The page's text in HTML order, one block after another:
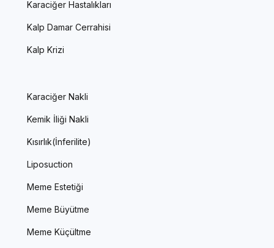
Karaciğer Hastalıkları
Kalp Damar Cerrahisi
Kalp Krizi
Karaciğer Nakli
Kemik İliği Nakli
Kısırlık(İnferilite)
Liposuction
Meme Estetiği
Meme Büyütme
Meme Küçültme